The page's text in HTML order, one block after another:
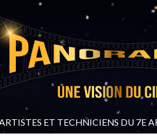
ET TECHNICIENS DU 7E